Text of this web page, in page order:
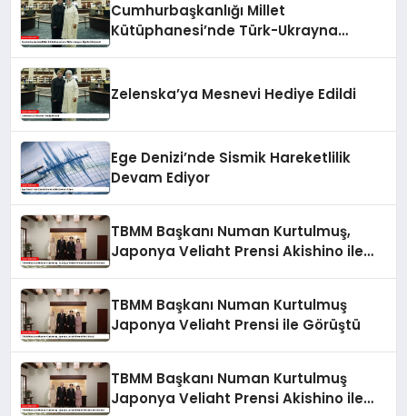
Cumhurbaşkanlığı Millet
Kütüphanesi’nde Türk-Ukrayna
Zelenska’ya Mesnevi Hediye Edildi
Ege Denizi’nde Sismik Hareketlilik
Devam Ediyor
TBMM Başkanı Numan Kurtulmuş,
Japonya Veliaht Prensi Akishino ile
TBMM Başkanı Numan Kurtulmuş
Japonya Veliaht Prensi ile Görüştü
TBMM Başkanı Numan Kurtulmuş
Japonya Veliaht Prensi Akishino ile